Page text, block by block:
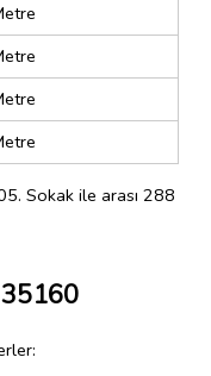
Sokak ile arası 288